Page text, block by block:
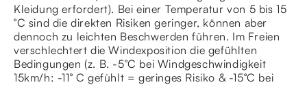
Kleidung erfordert). Bei einer Temperatur von 5 bis 15
°C sind die direkten Risiken geringer, können aber
dennoch zu leichten Beschwerden führen. Im Freien
verschlechtert die Windexposition die gefühlten
Bedingungen (z. B. -5°C bei Windgeschwindigkeit
15km/h: -11° C gefühlt = geringes Risiko & -15°C bei